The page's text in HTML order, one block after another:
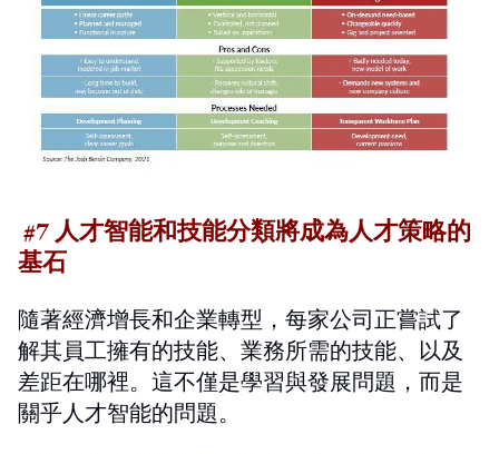
#7 人才智能和技能分類將成為人才策略的
基石
隨著經濟增長和企業轉型，每家公司正嘗試了
解其員工擁有的技能、業務所需的技能、以及
差距在哪裡。這不僅是學習與發展問題，而是
關乎人才智能的問題。